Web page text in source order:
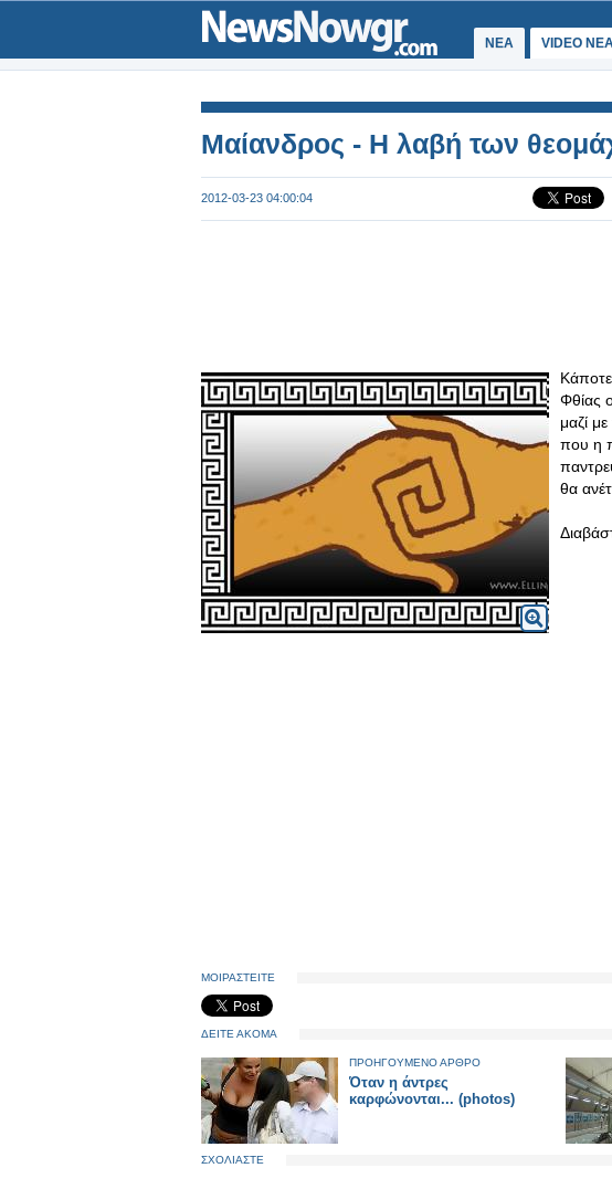
ΝΕΑ VIDEO
Μαίανδρος - Η λαβή των
2012-03-23 04:00:04
Φθίας
μαζί
που η
θα
ΜΟΙΡΑΣΤΕΙΤΕ
ΔΕΙΤΕ ΑΚΟΜΑ
ΠΡΟΗΓΟΥΜΕΝΟ ΑΡΘΡΟ
Όταν η άντρες
καρφώνονται... (photos)
ΣΧΟΛΙΑΣΤΕ